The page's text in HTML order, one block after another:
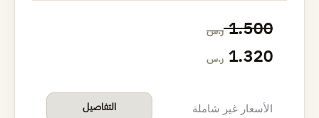
س
ر
.
1.500 ر.س
1.320 ر.س
ا
ل
ع
الأسعار غير شاملة
التفاصيل